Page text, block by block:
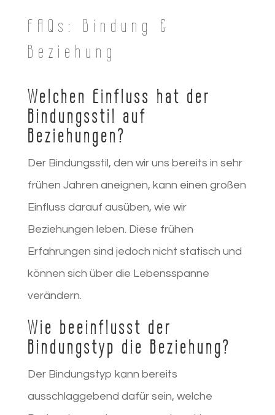
FAQs: Bindung &
Beziehung
Welchen Einfluss hat der
Bindungsstil auf
Beziehungen?
Der Bindungsstil, den wir uns bereits in sehr
frühen Jahren aneignen, kann einen großen
Einfluss darauf ausüben, wie wir
Beziehungen leben. Diese frühen
Erfahrungen sind jedoch nicht statisch und
können sich über die Lebensspanne
verändern.
Wie beeinflusst der
Bindungstyp die Beziehung?
Der Bindungstyp kann bereits
ausschlaggebend dafür sein, welche